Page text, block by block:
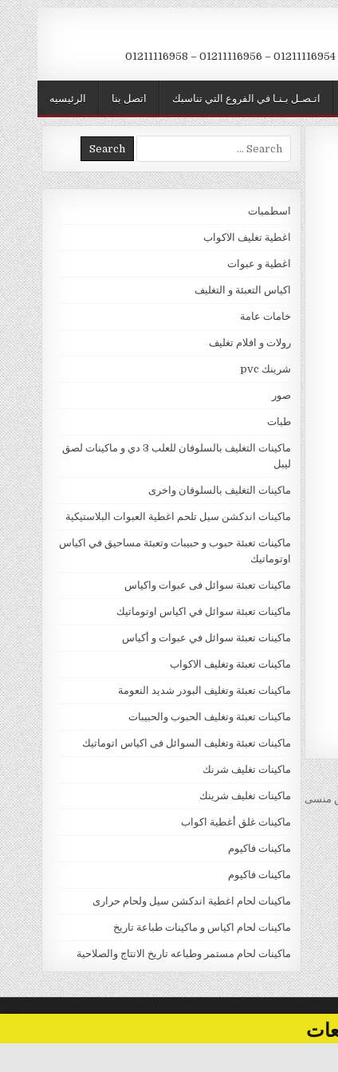
الرئيسيه اتصل بنا اتـصـل بـنـا في الفروع التي تناسبك
Search
for:
اسطمبات
اغطية تغليف الاكواب
اغطية و عبوات
اكياس التعبئة و التغليف
خامات عامة
رولات و افلام تغليف
شرينك pvc
صور
طبات
ماكينات التغليف بالسلوفان للعلب 3 دي و ماكينات لصق
ليبل
ماكينات التغليف بالسلوفان واخرى
ماكينات اندكشن سيل تلحم اغطية العبوات البلاستيكية
ماكينات تعبئة حبوب و حبيبات وتعبئة مساحيق في اكياس
اوتوماتيك
ماكينات تعبئة سوائل فى عبوات واكياس
ماكينات تعبئة سوائل في اكياس اوتوماتيك
ماكينات تعبئة سوائل في عبوات و أكياس
ماكينات تعبئة وتغليف الاكواب
ماكينات تعبئة وتغليف البودر شديد النعومة
ماكينات تعبئة وتغليف الحبوب والحبيبات
ماكينات تعبئة وتغليف السوائل فى اكياس اتوماتيك
ماكينات تغليف شرنك
ماكينات تغليف شرينك
ماكينات غلق أغطية اكواب
ماكينات فاكيوم
ماكينات فاكيوم
ماكينات لحام اغطية اندكشن سيل ولحام حرارى
ماكينات لحام اكياس و ماكينات طباعة تاريخ
ماكينات لحام مستمر وطباعه تاريخ الانتاج والصلاحية